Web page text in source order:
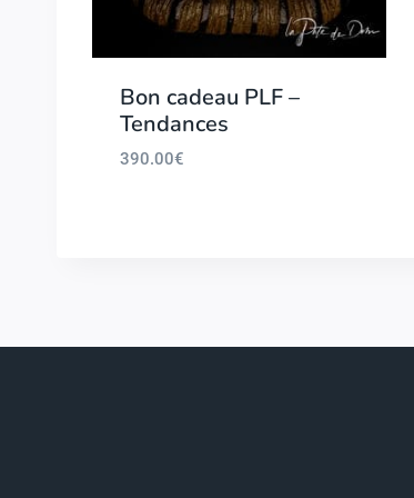
Bon cadeau PLF –
Tendances
390.00€